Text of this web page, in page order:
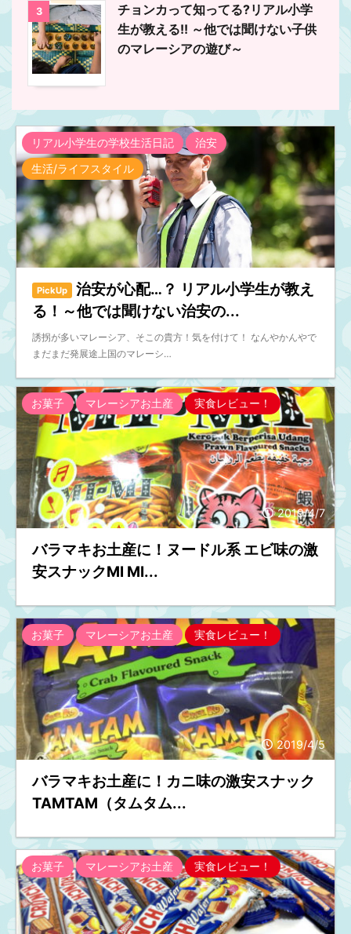
3
チョンカって知ってる?リアル小学
生が教える!! ～他では聞けない子供
のマレーシアの遊び～
リアル小学生の学校生活日記
治安
生活/ライフスタイル
PickUp
治安が心配…？ リアル小学生が教え
る！～他では聞けない治安の...
誘拐が多いマレーシア、そこの貴方！気を付けて！ なんやかんやで
まだまだ発展途上国のマレーシ…
2019/4/7
お菓子 マレーシアお土産 実食レビュー！
バラマキお土産に！ヌードル系 エビ味の激
安スナックMI MI...
2019/4/5
お菓子 マレーシアお土産 実食レビュー！
バラマキお土産に！カニ味の激安スナック
TAMTAM（タムタム...
お菓子 マレーシアお土産 実食レビュー！